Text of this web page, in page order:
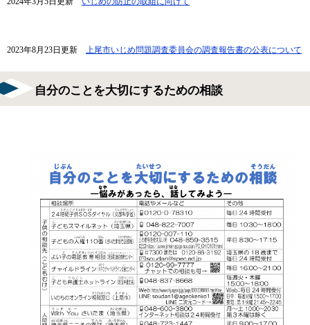
2023年8月23日更新​ 上尾市いじめ問題調査委員会の調査報告書の公表について
自分のことを大切にするための相談